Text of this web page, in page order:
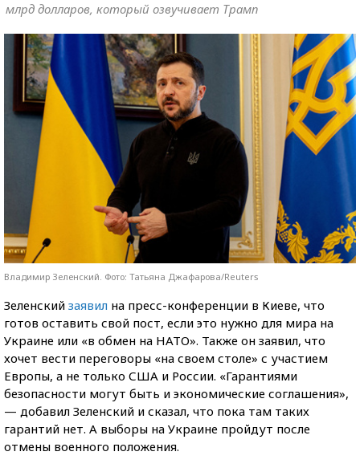
млрд долларов, который озвучивает Трамп
Владимир Зеленский. Фото: Татьяна Джафарова/Reuters
Зеленский заявил на пресс-конференции в Киеве, что
готов оставить свой пост, если это нужно для мира на
Украине или «в обмен на НАТО». Также он заявил, что
хочет вести переговоры «на своем столе» с участием
Европы, а не только США и России. «Гарантиями
безопасности могут быть и экономические соглашения»,
— добавил Зеленский и сказал, что пока там таких
гарантий нет. А выборы на Украине пройдут после
отмены военного положения.